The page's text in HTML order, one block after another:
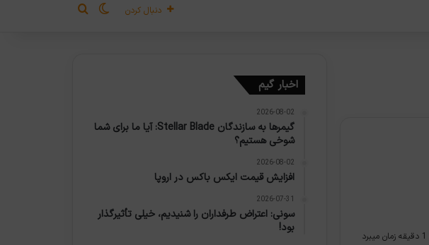
دنبال کردن تغییر پوسته
جستجو برای
اخبار گیم
2026-08-02
گیمرها به سازندگان Stellar Blade: آیا ما برای شما
شوخی هستیم؟
2026-08-02
افزایش قیمت ایکس باکس در اروپا
2026-07-31
سونی: اعتراض طرفداران را شنیدیم، خیلی تأثیرگذار
بود!